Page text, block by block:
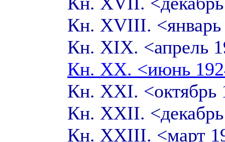
Кн. XVIII.
Кн. XIX. <апрель
Кн. XX. <июнь
Кн. XXI. <октябрь
Кн. XXII.
Кн. XXIII. <март